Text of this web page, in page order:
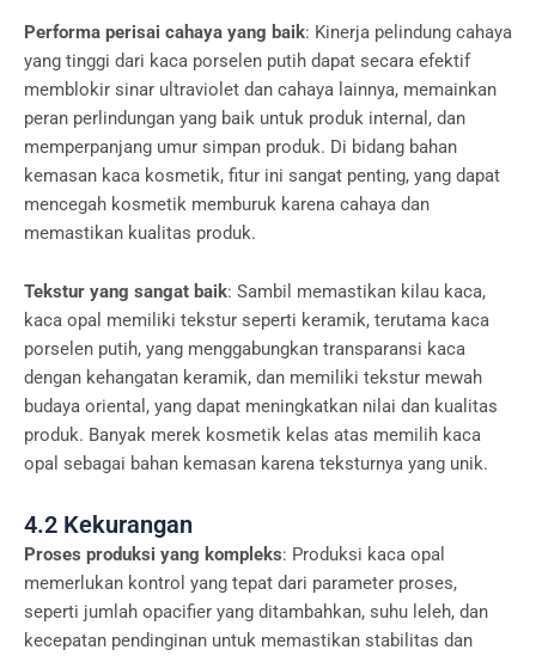
Performa perisai cahaya yang baik: Kinerja pelindung cahaya
yang tinggi dari kaca porselen putih dapat secara efektif
memblokir sinar ultraviolet dan cahaya lainnya, memainkan
peran perlindungan yang baik untuk produk internal, dan
memperpanjang umur simpan produk. Di bidang bahan
kemasan kaca kosmetik, fitur ini sangat penting, yang dapat
mencegah kosmetik memburuk karena cahaya dan
memastikan kualitas produk.
Tekstur yang sangat baik: Sambil memastikan kilau kaca,
kaca opal memiliki tekstur seperti keramik, terutama kaca
porselen putih, yang menggabungkan transparansi kaca
dengan kehangatan keramik, dan memiliki tekstur mewah
budaya oriental, yang dapat meningkatkan nilai dan kualitas
produk. Banyak merek kosmetik kelas atas memilih kaca
opal sebagai bahan kemasan karena teksturnya yang unik.
4.2 Kekurangan
Proses produksi yang kompleks: Produksi kaca opal
memerlukan kontrol yang tepat dari parameter proses,
seperti jumlah opacifier yang ditambahkan, suhu leleh, dan
kecepatan pendinginan untuk memastikan stabilitas dan